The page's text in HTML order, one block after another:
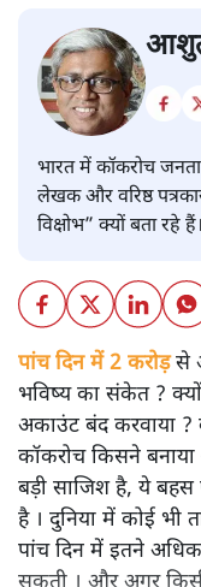
भारत में कॉकरोच
लेखक और वरिष्ठ
विक्षोभ” क्यों बता रहे